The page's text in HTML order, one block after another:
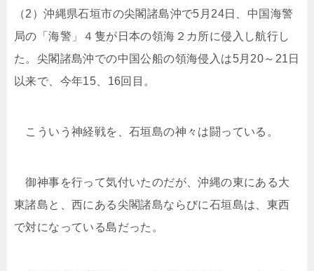
（2）沖縄県石垣市の尖閣諸島沖で5月24日、中国海警
局の「海警」４隻が日本の領海２カ所に侵入し航行し
た。尖閣諸島沖での中国公船の領海侵入は5月20～21日
以来で、今年15、16回目。
こういう神経戦を、石垣島の神々は闘っている。
御神事を行って気付いたのだが、沖縄の東にある大
東諸島と、西にある尖閣諸島ならびに石垣島は、東西
で対になっている島だった。